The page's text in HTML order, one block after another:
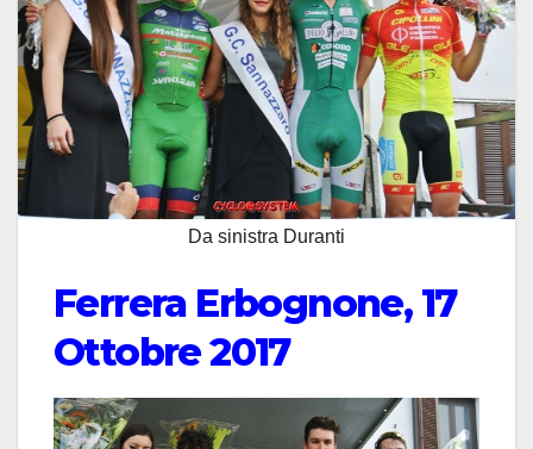
Da sinistra Duranti
Ferrera Erbognone, 17
Ottobre 2017